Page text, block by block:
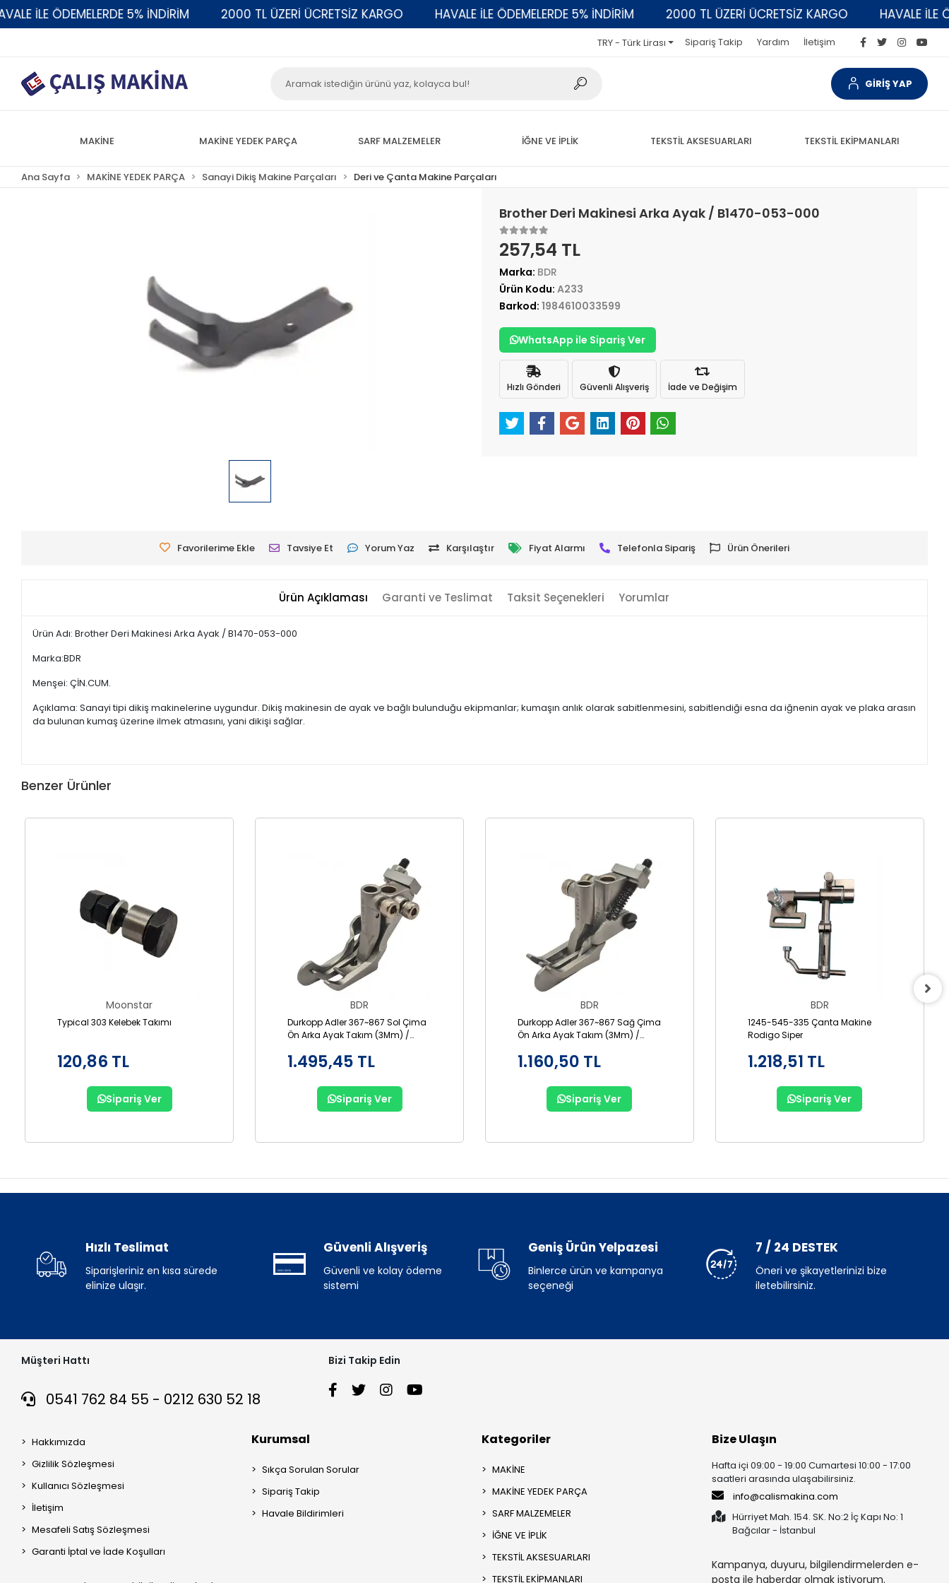
İLE ÖDEMELERDE 5% İNDİRİM 2000 TL ÜZERİ ÜCRETSİZ KARGO HAVALE İLE ÖDEMELERDE 5% İNDİRİM 2000 TL ÜZERİ ÜCRETSİZ KARGO HAVALE İLE
TRY - Türk Lirası Sipariş Takip Yardım İletişim
GİRİŞ YAP
MAKİNE MAKİNE YEDEK PARÇA SARF MALZEMELER İĞNE VE İPLİK TEKSTİL AKSESUARLARI TEKSTİL EKİPMANLARI
Ana Sayfa MAKİNE YEDEK PARÇA Sanayi Dikiş Makine Parçaları Deri ve Çanta Makine Parçaları
Brother Deri Makinesi Arka Ayak / B1470-053-000
257,54 TL
Marka: BDR
Ürün Kodu: A233
Barkod: 1984610033599
WhatsApp ile Sipariş Ver
Hızlı Gönderi Güvenli Alışveriş İade ve Değişim
Favorilerime Ekle Tavsiye Et Yorum Yaz Karşılaştır Fiyat Alarmı Telefonla Sipariş Ürün Önerileri
Ürün Açıklaması Garanti ve Teslimat Taksit Seçenekleri Yorumlar
Ürün Adı: Brother Deri Makinesi Arka Ayak / B1470-053-000
Marka:BDR
Menşei: ÇİN.CUM.
Açıklama: Sanayi tipi dikiş makinelerine uygundur. Dikiş makinesin de ayak ve bağlı bulunduğu ekipmanlar; kumaşın anlık olarak sabitlenmesini, sabitlendiği esna da iğnenin ayak ve plaka arasın
da bulunan kumaş üzerine ilmek atmasını, yani dikişi sağlar.
Benzer Ürünler
Moonstar
Typical 303 Kelebek Takımı
120,86 TL
Sipariş Ver
BDR
Durkopp Adler 367~867 Sol Çima
Ön Arka Ayak Takım (3Mm) /
1.495,45 TL
Sipariş Ver
BDR
Durkopp Adler 367~867 Sağ Çima
Ön Arka Ayak Takım (3Mm) /
1.160,50 TL
Sipariş Ver
BDR
1245-545-335 Çanta Makine
Rodigo Siper
1.218,51 TL
Sipariş Ver
Hızlı Teslimat
Siparişleriniz en kısa sürede
elinize ulaşır.
Güvenli Alışveriş
Güvenli ve kolay ödeme
sistemi
Geniş Ürün Yelpazesi
Binlerce ürün ve kampanya
seçeneği
7 / 24 DESTEK
Öneri ve şikayetlerinizi bize
iletebilirsiniz.
Müşteri Hattı
0541 762 84 55 - 0212 630 52 18
Bizi Takip Edin
Hakkımızda
Gizlilik Sözleşmesi
Kullanıcı Sözleşmesi
İletişim
Mesafeli Satış Sözleşmesi
Garanti İptal ve İade Koşulları
Kurumsal
Sıkça Sorulan Sorular
Sipariş Takip
Havale Bildirimleri
Kategoriler
MAKİNE
MAKİNE YEDEK PARÇA
SARF MALZEMELER
İĞNE VE İPLİK
TEKSTİL AKSESUARLARI
TEKSTİL EKİPMANLARI
Bize Ulaşın
Hafta içi 09:00 - 19:00 Cumartesi 10:00 - 17:00
saatleri arasında ulaşabilirsiniz.
info@calismakina.com
Hürriyet Mah. 154. SK. No:2 İç Kapı No: 1
Bağcılar - İstanbul
Kampanya, duyuru, bilgilendirmelerden e-
posta ile haberdar olmak istiyorum.